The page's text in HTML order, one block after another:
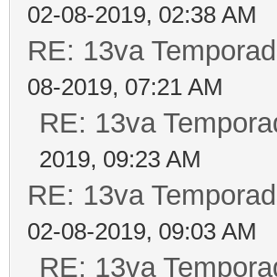
02-08-2019, 02:38 AM
RE: 13va
08-2019, 07:21 AM
RE: 13va
2019, 09:23 AM
RE: 13va
02-08-2019, 09:03 AM
RE: 13va